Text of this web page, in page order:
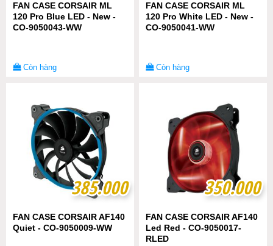
FAN CASE CORSAIR ML
120 Pro Blue LED - New -
CO-9050043-WW
Còn hàng
FAN CASE CORSAIR ML
120 Pro White LED - New -
CO-9050041-WW
Còn hàng
385.000
385.000
FAN CASE CORSAIR AF140
Quiet - CO-9050009-WW
350.000
350.000
FAN CASE CORSAIR AF140
Led Red - CO-9050017-
RLED